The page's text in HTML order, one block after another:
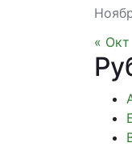
« Окт